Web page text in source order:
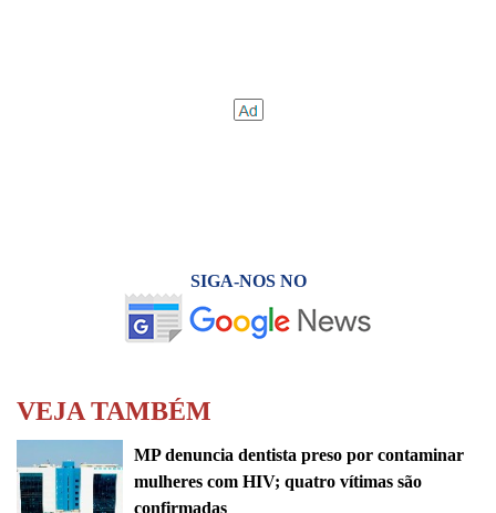
SIGA-NOS NO
VEJA TAMBÉM
MP denuncia dentista preso por contaminar
mulheres com HIV; quatro vítimas são
confirmadas